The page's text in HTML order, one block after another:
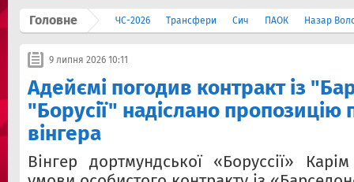
Головне ЧС-2026 Трансфери Сич ПАОК Назар
9 липня 2026 10:11
Адейємі погодив контракт із
"Борусії" надіслано пропозицію
вінгера
Вінгер дортмундської «Боруссії»